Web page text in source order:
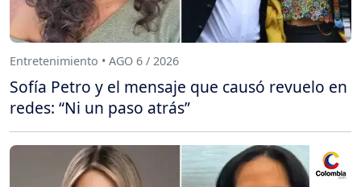
Entretenimiento • AGO 6 / 2026
Sofía Petro y el mensaje que causó revuelo en
redes: “Ni un paso atrás”